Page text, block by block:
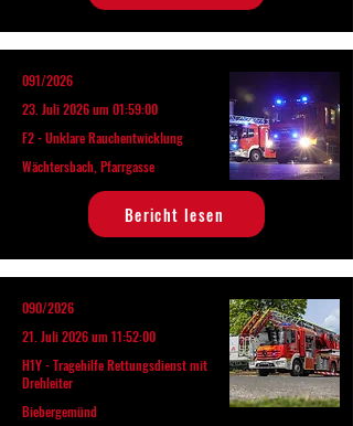
091/2026
23. Juli 2026 um 01:59:00
F2 - Unklare Rauchentwicklung
Wächtersbach, Pfarrgasse
Bericht lesen
090/2026
21. Juli 2026 um 11:52:00
H1Y - Tragehilfe Rettungsdienst mit
Drehleiter
Biebergemünd